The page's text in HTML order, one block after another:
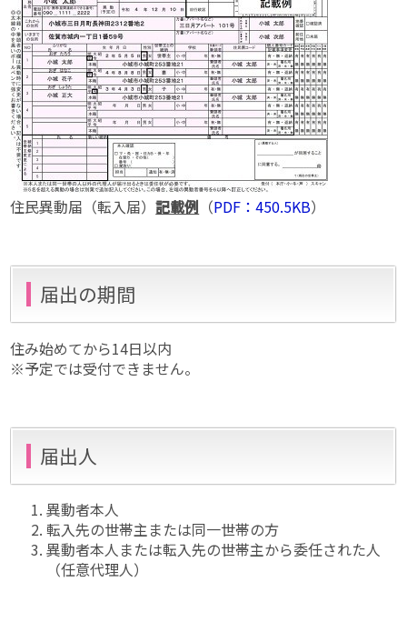
住民異動届（転入届）記載例 （PDF：450.5KB）
届出の期間
住み始めてから14日以内
※予定では受付できません。
届出人
異動者本人
転入先の世帯主または同一世帯の方
異動者本人または転入先の世帯主から委任された人
（任意代理人）